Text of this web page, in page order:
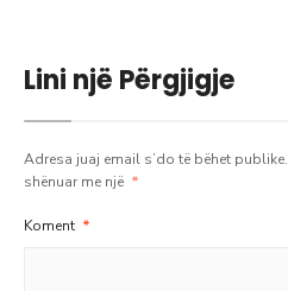
Lini një Përgjigje
Adresa juaj email s’do të bëhet publike.
shënuar me një *
Koment *